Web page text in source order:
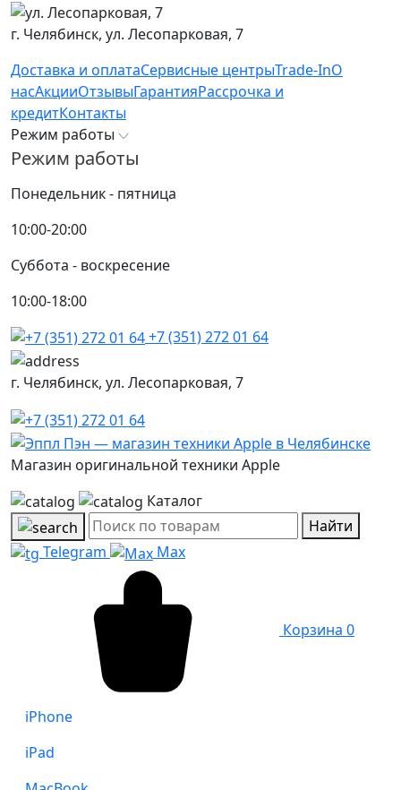
г. Челябинск, ул. Лесопарковая, 7
Доставка и оплатаСервисные центрыTrade-InО
насАкцииОтзывыГарантияРассрочка и
кредитКонтакты
Режим работы
Режим работы
Понедельник - пятница
10:00-20:00
Суббота - воскресение
10:00-18:00
+7 (351) 272 01 64
г. Челябинск, ул. Лесопарковая, 7
Магазин оригинальной техники Apple
Каталог
Найти
Telegram
Max
Корзина 0
iPhone
iPad